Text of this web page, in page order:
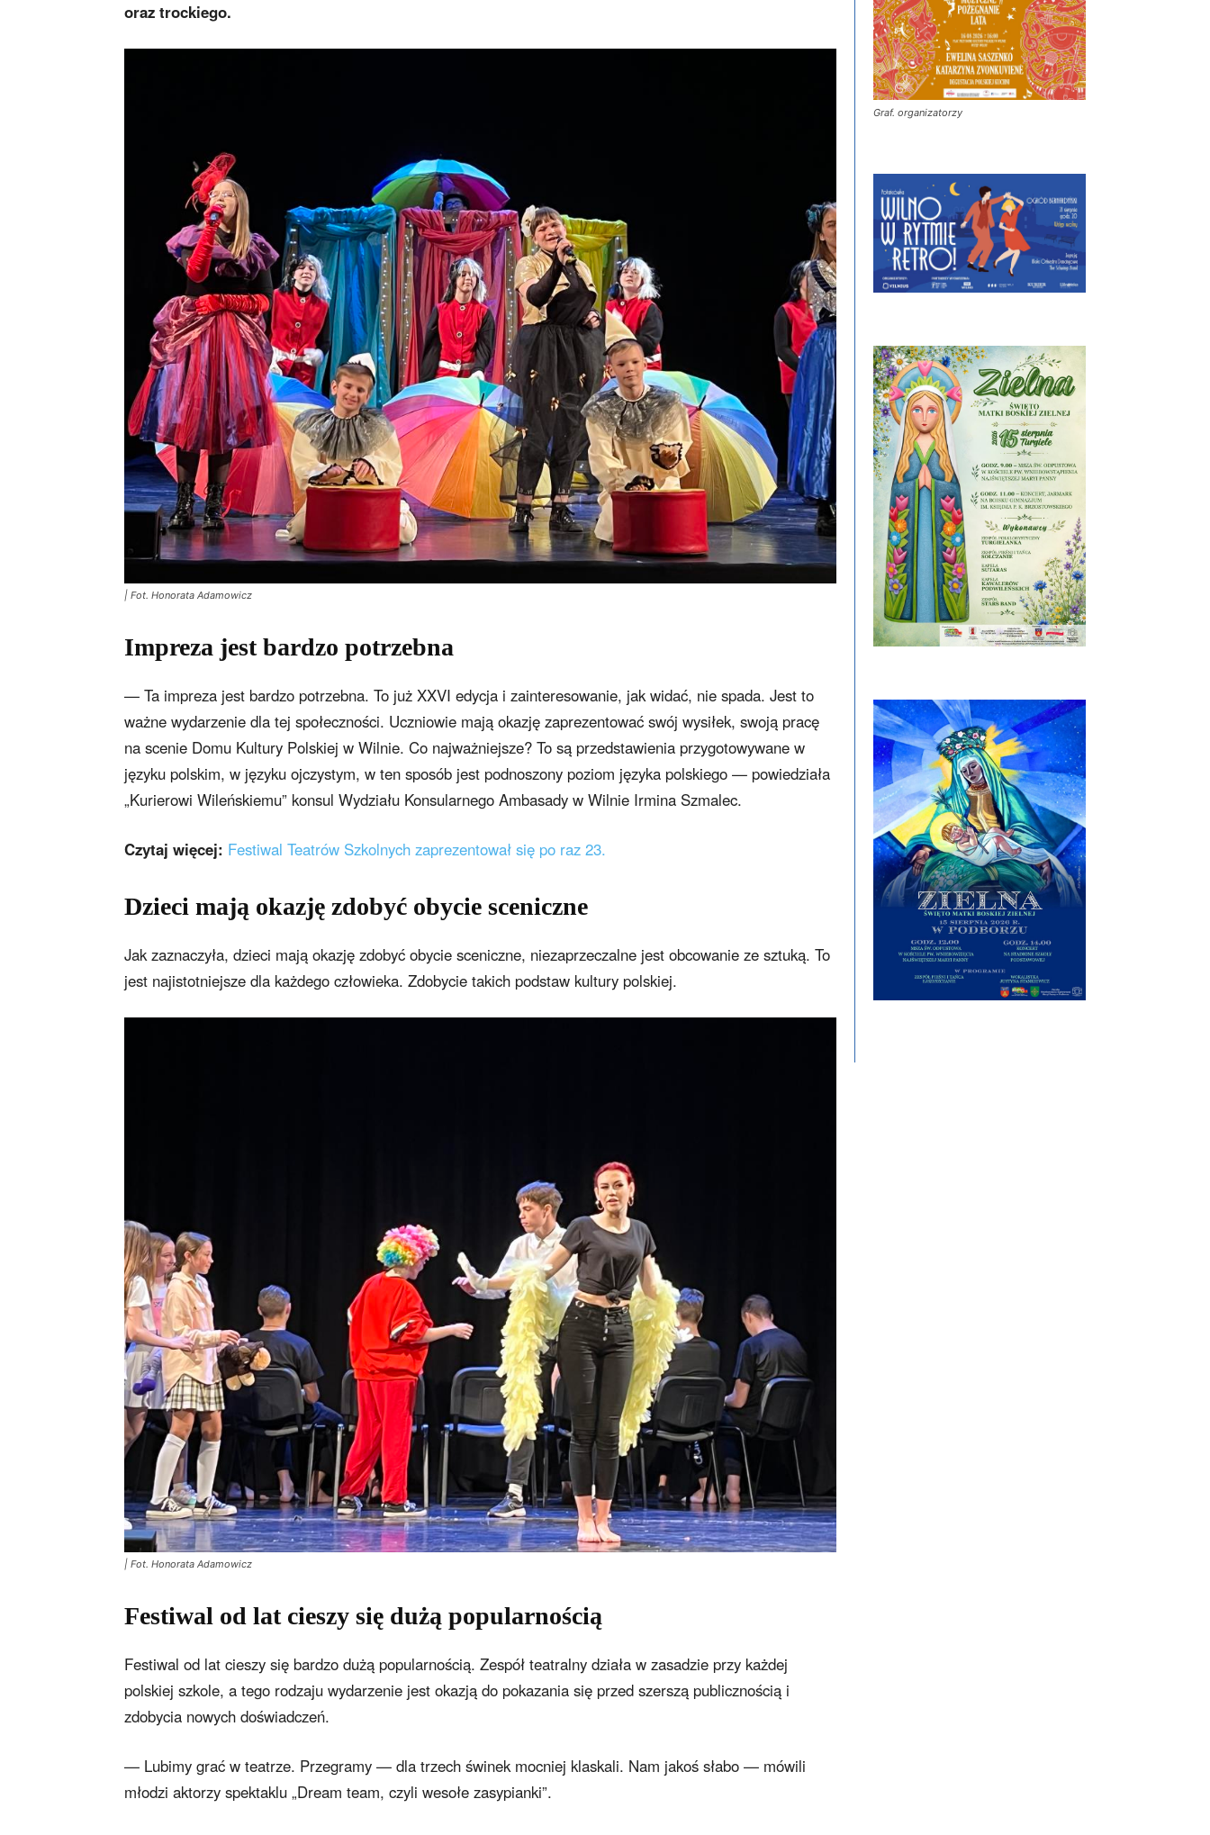
oraz trockiego.
| Fot. Honorata Adamowicz
Impreza jest bardzo potrzebna
— Ta impreza jest bardzo potrzebna. To już XXVI edycja i zainteresowanie, jak widać, nie spada. Jest to
ważne wydarzenie dla tej społeczności. Uczniowie mają okazję zaprezentować swój wysiłek, swoją pracę
na scenie Domu Kultury Polskiej w Wilnie. Co najważniejsze? To są przedstawienia przygotowywane w
języku polskim, w języku ojczystym, w ten sposób jest podnoszony poziom języka polskiego — powiedziała
„Kurierowi Wileńskiemu” konsul Wydziału Konsularnego Ambasady w Wilnie Irmina Szmalec.
Czytaj więcej: Festiwal Teatrów Szkolnych zaprezentował się po raz 23.
Dzieci mają okazję zdobyć obycie sceniczne
Jak zaznaczyła, dzieci mają okazję zdobyć obycie sceniczne, niezaprzeczalne jest obcowanie ze sztuką. To
jest najistotniejsze dla każdego człowieka. Zdobycie takich podstaw kultury polskiej.
| Fot. Honorata Adamowicz
Festiwal od lat cieszy się dużą popularnością
Festiwal od lat cieszy się bardzo dużą popularnością. Zespół teatralny działa w zasadzie przy każdej
polskiej szkole, a tego rodzaju wydarzenie jest okazją do pokazania się przed szerszą publicznością i
zdobycia nowych doświadczeń.
— Lubimy grać w teatrze. Przegramy — dla trzech świnek mocniej klaskali. Nam jakoś słabo — mówili
młodzi aktorzy spektaklu „Dream team, czyli wesołe zasypianki”.
Graf. organizatorzy